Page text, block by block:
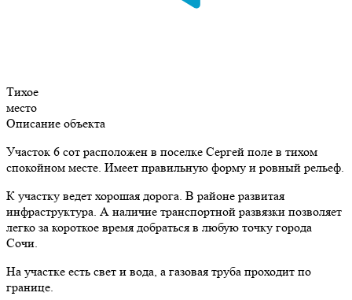
Тихое
место
Описание объекта
Участок 6 сот расположен в поселке Сергей поле в тихом
спокойном месте. Имеет правильную форму и ровный рельеф.
К участку ведет хорошая дорога. В районе развитая
инфраструктура. А наличие транспортной развязки позволяет
легко за короткое время добраться в любую точку города
Сочи.
На участке есть свет и вода, а газовая труба проходит по
границе.